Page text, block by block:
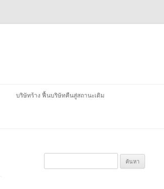
บริษัทร้าง ฟื้นบริษัทคืนสู่สถานะเดิม
น